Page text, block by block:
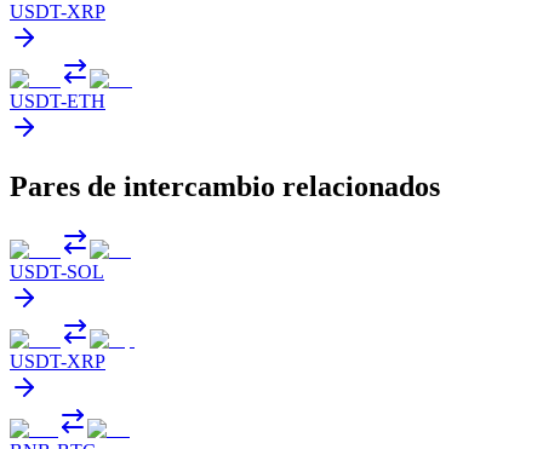
USDT-XRP
USDT-ETH
Pares de intercambio relacionados
USDT-SOL
USDT-XRP